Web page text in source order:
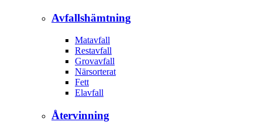
Avfallshämtning
Matavfall
Restavfall
Grovavfall
Närsorterat
Fett
Elavfall
Återvinning